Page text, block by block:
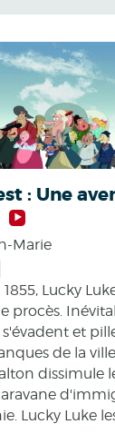
: Une
Marie
Lucky
procès.
et
de la
dissimule
Lucky Luke